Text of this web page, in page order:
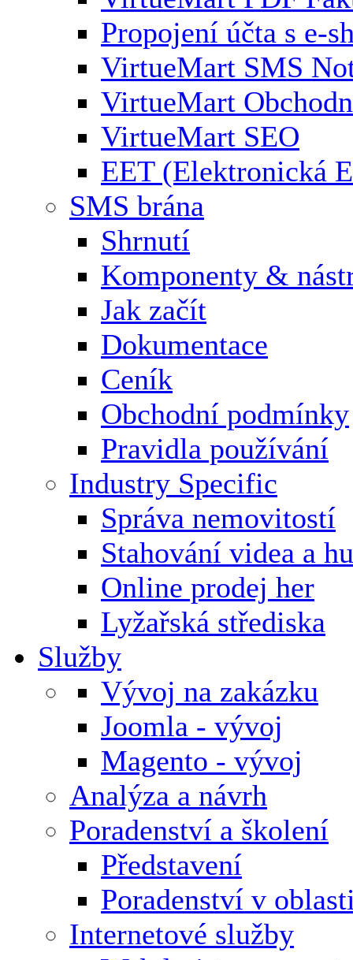
Propojení účta s e-
VirtueMart SMS
VirtueMart
VirtueMart SEO
EET (Elektronická
SMS brána
Shrnutí
Komponenty &
Jak začít
Dokumentace
Ceník
Obchodní podmínky
Pravidla používání
Industry Specific
Správa nemovitostí
Stahování videa a
Online prodej her
Lyžařská střediska
Služby
Vývoj na zakázku
Joomla - vývoj
Magento - vývoj
Analýza a návrh
Poradenství a školení
Představení
Poradenství v
Internetové služby